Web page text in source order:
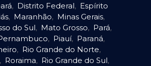
, Distrito Federal, Espírito
, Maranhão, Minas Gerais,
do Sul, Mato Grosso, Pará,
, Piauí, Paraná,
, Rio Grande do Norte,
, Roraima, Rio Grande do Sul,